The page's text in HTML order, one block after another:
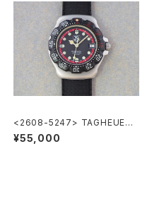
<2608-5247> TAGHEUER
FORMULA1
¥55,000